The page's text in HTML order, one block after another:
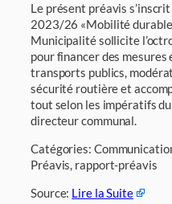
Le présent préavis
2023/26 «Mobilité durable
Municipalité sollicite
pour financer des
transports publics,
sécurité routière et
tout selon les impératifs
directeur communal.
Catégories:
Préavis, rapport-préavis
Source: Lire la Suite